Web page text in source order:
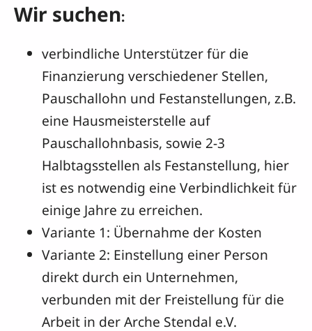
Wir suchen:
verbindliche Unterstützer für die
Finanzierung verschiedener Stellen,
Pauschallohn und Festanstellungen, z.B.
eine Hausmeisterstelle auf
Pauschallohnbasis, sowie 2-3
Halbtagsstellen als Festanstellung, hier
ist es notwendig eine Verbindlichkeit für
einige Jahre zu erreichen.
Variante 1: Übernahme der Kosten
Variante 2: Einstellung einer Person
direkt durch ein Unternehmen,
verbunden mit der Freistellung für die
Arbeit in der Arche Stendal e.V.